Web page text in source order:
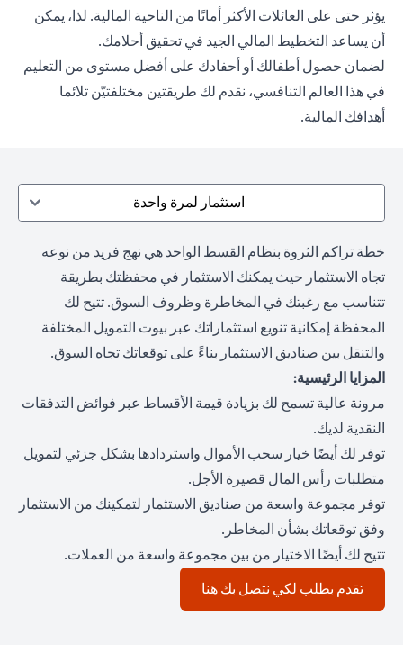
يؤثر حتى على العائلات الأكثر أمانًا من الناحية المالية. لذا، يمكن
أن يساعد التخطيط المالي الجيد في تحقيق أحلامك.
لضمان حصول أطفالك أو أحفادك على أفضل مستوى من التعليم
في هذا العالم التنافسي، نقدم لك طريقتين مختلفتيّن تلائما
أهدافك المالية.
استثمار لمرة واحدة
خطة تراكم الثروة بنظام القسط الواحد هي نهج فريد من نوعه
تجاه الاستثمار حيث يمكنك الاستثمار في محفظتك بطريقة
تتناسب مع رغبتك في المخاطرة وظروف السوق. تتيح لك
المحفظة إمكانية تنويع استثماراتك عبر بيوت التمويل المختلفة
والتنقل بين صناديق الاستثمار بناءً على توقعاتك تجاه السوق.
المزايا الرئيسية:
مرونة عالية تسمح لك بزيادة قيمة الأقساط عبر فوائض التدفقات
النقدية لديك.
توفر لك أيضًا خيار سحب الأموال واستردادها بشكل جزئي لتمويل
متطلبات رأس المال قصيرة الأجل.
توفر مجموعة واسعة من صناديق الاستثمار لتمكينك من الاستثمار
وفق توقعاتك بشأن المخاطر.
تتيح لك أيضًا الاختيار من بين مجموعة واسعة من العملات.
تقدم بطلب لكي نتصل بك هنا